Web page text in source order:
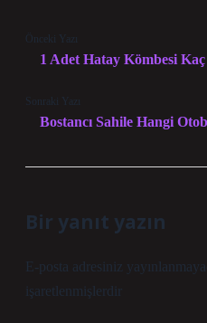
Önceki Yazı
1 Adet Hatay Kömbesi
Sonraki Yazı
Bostancı Sahile Hangi
Bir yanıt yazın
E-posta adresiniz
işaretlenmişlerdir